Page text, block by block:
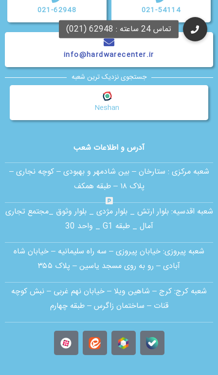
آدرس و اطلاعات شعب
شعبه مرکزی : ستارخان – بین شادمهر و بهبودی – کوچه نجاری –
پلاک ۱۸ – طبقه همکف
شعبه اقدسیه:بلوار ارتش _ بلوار مژدی _ بلوار وثوق _مجتمع تجاری
آمال _ طبقه G1 _ واحد 30
شعبه پیروزی: خیابان پیروزی – سه راه سلیمانیه – خیابان شاه
آبادی – رو به روی مسجد یاسین – پلاک ۳۵۵
شعبه کرج:کرج – شاهین ویلا – خیابان نهم غربی – نبش کوچه
قنات – ساختمان زاگرس – طبقه چهارم
021-54114
021-62948
info@hardwarecenter.ir
جستجوی نزدیک ترین شعبه
Neshan